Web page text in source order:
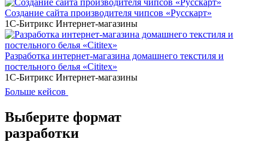
Создание сайта производителя чипсов «Русскарт»
1С-Битрикс Интернет-магазины
Разработка интернет-магазина домашнего текстиля и
постельного белья «Cititex»
1С-Битрикс Интернет-магазины
Больше кейсов
Выберите формат
разработки